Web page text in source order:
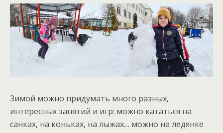
Зимой можно придумать много разных,
интересных занятий и игр: можно кататься на
санках, на коньках, на лыжах… можно на ледянке